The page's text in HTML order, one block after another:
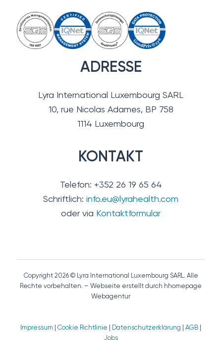
ADRESSE
Lyra International Luxembourg SARL
10, rue Nicolas Adames, BP 758
1114 Luxembourg
KONTAKT
Telefon: +352 26 19 65 64
Schriftlich:info.eu@lyrahealth.com
oder via Kontaktformular
Copyright 2026 © Lyra International Luxembourg SARL. Alle
Rechte vorbehalten. – Webseite erstellt durch hhomepage
Webagentur
Impressum |Cookie Richtlinie Datenschutzerklärung |AGB
Jobs